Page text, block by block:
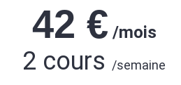
42 € /mois
2 cours /semaine